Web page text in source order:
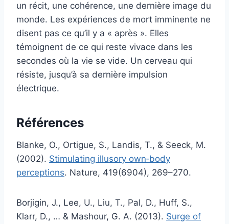
un récit, une cohérence, une dernière image du
monde. Les expériences de mort imminente ne
disent pas ce qu’il y a « après ». Elles
témoignent de ce qui reste vivace dans les
secondes où la vie se vide. Un cerveau qui
résiste, jusqu’à sa dernière impulsion
électrique.
Références
Blanke, O., Ortigue, S., Landis, T., & Seeck, M.
(2002). Stimulating illusory own‐body
perceptions. Nature, 419(6904), 269–270.
Borjigin, J., Lee, U., Liu, T., Pal, D., Huff, S.,
Klarr, D., … & Mashour, G. A. (2013). Surge of